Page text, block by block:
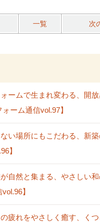
一覧 次
ォームで生まれ変わる、開
ーム通信vol.97】
ない場所にもこだわる、新
】
自然と集まる、やさしい
】
疲れをやさしく癒す、く